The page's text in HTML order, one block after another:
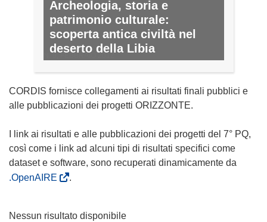
Archeologia, storia e
patrimonio culturale:
scoperta antica civiltà nel
deserto della Libia
CORDIS fornisce collegamenti ai risultati finali pubblici e
alle pubblicazioni dei progetti ORIZZONTE.
I link ai risultati e alle pubblicazioni dei progetti del 7° PQ,
così come i link ad alcuni tipi di risultati specifici come
dataset e software, sono recuperati dinamicamente da
.OpenAIRE
.
Nessun risultato disponibile